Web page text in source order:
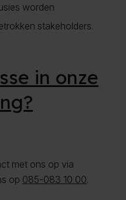
worden
stakeholders.
in onze
met ons op via
op 085-083 10 00.